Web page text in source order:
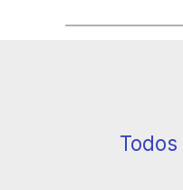
Todos